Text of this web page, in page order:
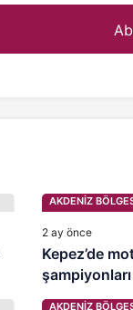
AKDENİZ
2 ay önce
Kepez’de
şampiyonları
AKDENİZ